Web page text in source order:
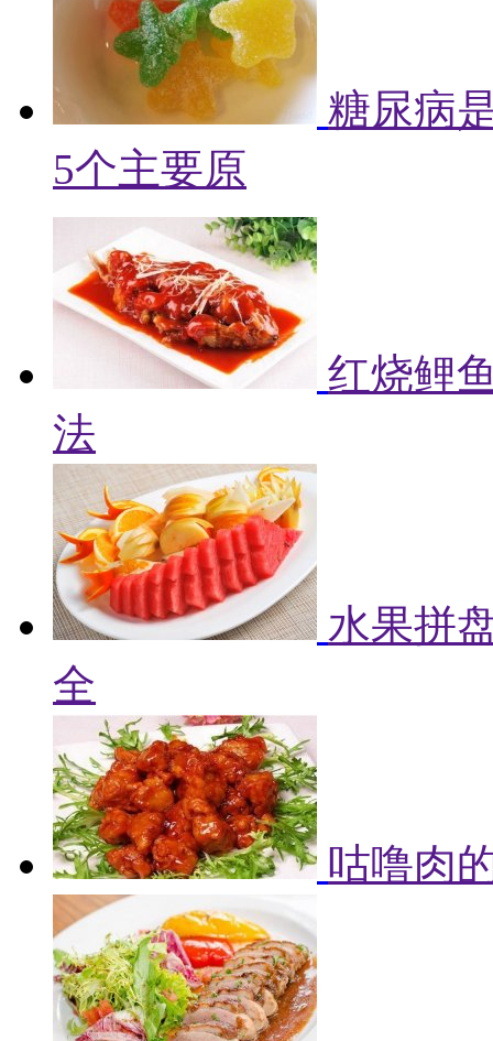
糖尿病
5个主要原
红烧鲤
法
水果拼
全
咕噜肉